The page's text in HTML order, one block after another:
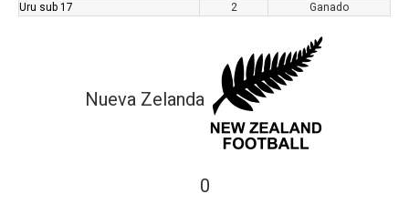
Uru sub 17
2 Ganado
Nueva Zelanda
0